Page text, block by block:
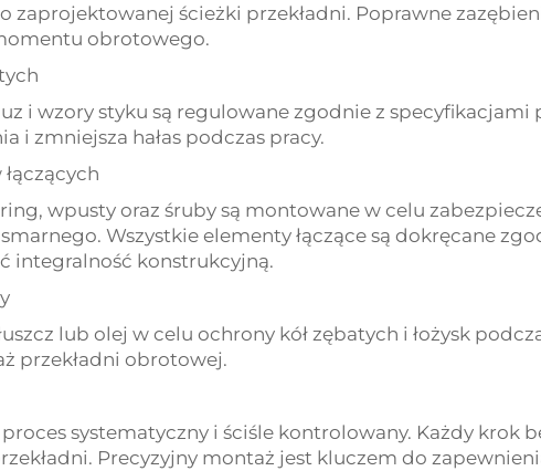
zaprojektowanej ścieżki przekładni. Poprawne
obrotowego.
i wzory styku są regulowane zgodnie z
i zmniejsza hałas podczas pracy.
wpusty oraz śruby są montowane w celu
Wszystkie elementy łączące są dokręcane
integralność konstrukcyjną.
lub olej w celu ochrony kół zębatych i łożysk
przekładni obrotowej.
systematyczny i ściśle kontrolowany. Każdy krok
Precyzyjny montaż jest kluczem do